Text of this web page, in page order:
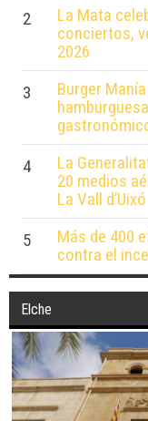
2
La Mata
conciertos,
2026
3
Burger
4
La
20 medios
La Vall d’Uixó
5
Más de 400
contra el
Elche